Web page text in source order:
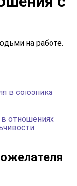
в союзника
отношениях